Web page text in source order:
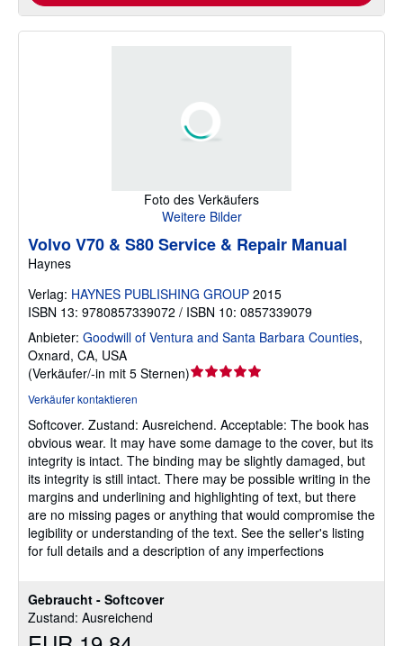
Foto des Verkäufers
Weitere Bilder
Gebraucht - Softcover
Zustand: Ausreichend
Volvo V70 & S80 Service & Repair Manual
Haynes
Verlag: HAYNES PUBLISHING GROUP 2015
ISBN 13: 9780857339072 / ISBN 10: 0857339079
Anbieter: Goodwill of Ventura and Santa Barbara Counties,
Oxnard, CA, USA
(Verkäufer/-in mit 5 Sternen)Verkäuferbewertung
5
Sternen
Verkäufer kontaktieren
Softcover. Zustand: Ausreichend. Acceptable: The book has
obvious wear. It may have some damage to the cover, but its
integrity is intact. The binding may be slightly damaged, but
its integrity is still intact. There may be possible writing in the
margins and underlining and highlighting of text, but there
are no missing pages or anything that would compromise the
legibility or understanding of the text. See the seller's listing
for full details and a description of any imperfections